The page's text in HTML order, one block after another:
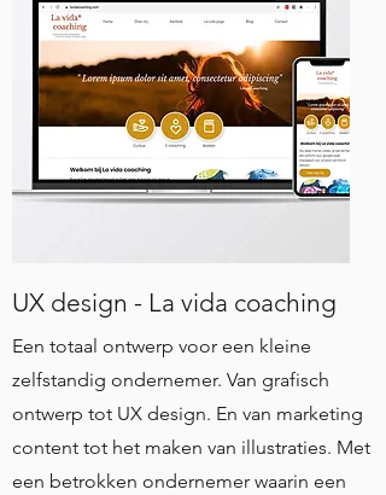
UX design - La vida coaching
Een totaal ontwerp voor een kleine
zelfstandig ondernemer. Van grafisch
ontwerp tot UX design. En van marketing
content tot het maken van illustraties. Met
een betrokken ondernemer waarin een